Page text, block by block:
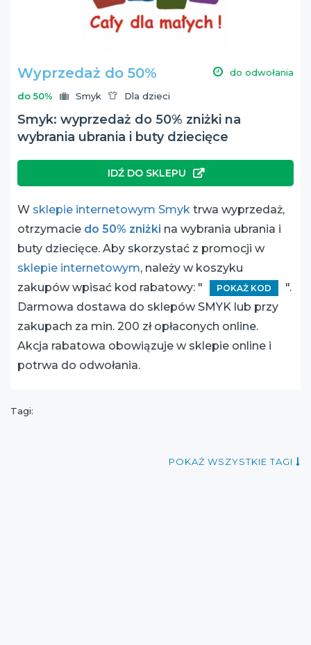
Wyprzedaż do 50% do odwołania
do 50% Smyk Dla dzieci
Smyk: wyprzedaż do 50% zniżki na
wybrania ubrania i buty dziecięce
IDŹ DO SKLEPU
W sklepie internetowym Smyk trwa wyprzedaż,
otrzymacie do 50% zniżki na wybrania ubrania i
buty dziecięce. Aby skorzystać z promocji w
sklepie internetowym, należy w koszyku
zakupów wpisać kod rabatowy: "
POKAŻ KOD
".
Darmowa dostawa do sklepów SMYK lub przy
zakupach za min. 200 zł opłaconych online.
Akcja rabatowa obowiązuje w sklepie online i
potrwa do odwołania.
Tagi:
POKAŻ WSZYSTKIE TAGI